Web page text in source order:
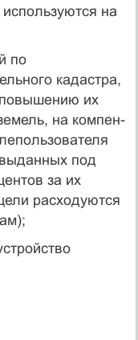
на
по
кадастра,
повы­шению их
на компен­
под
за их
расходу­ются